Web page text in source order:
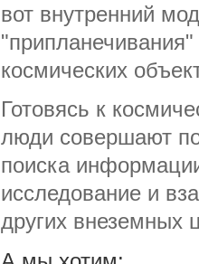
вот внутренний
космических
Готовясь к
люди совершают
поиска
исследование и
других внеземных